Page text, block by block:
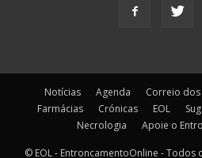
Notícias Agenda Correio
Farmácias
Crónicas EOL
Necrologia
Apoie o
© EOL - EntroncamentoOnline -